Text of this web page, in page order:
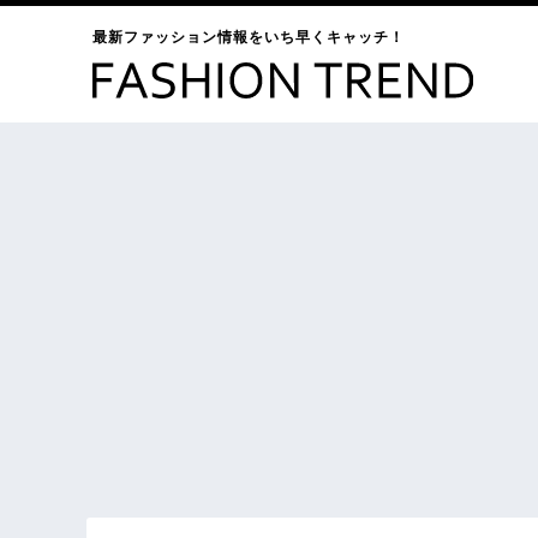
最新ファッション情報をいち早くキャッチ！